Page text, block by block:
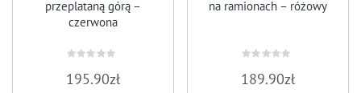
przeplataną górą –
czerwona
0
na
195.90zł
na ramionach – różowy
0
na
189.90zł